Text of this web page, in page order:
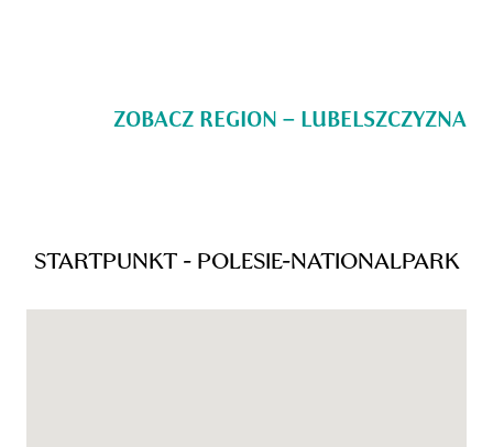
ZOBACZ REGION – LUBELSZCZYZNA
STARTPUNKT - POLESIE-NATIONALPARK